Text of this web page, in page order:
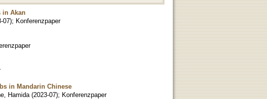
in Akan
07); Konferenzpaper
in Mandarin Chinese
Hamida (2023-07); Konferenzpaper